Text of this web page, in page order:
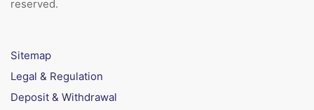
reserved.
Sitemap
Legal & Regulation
Deposit & Withdrawal